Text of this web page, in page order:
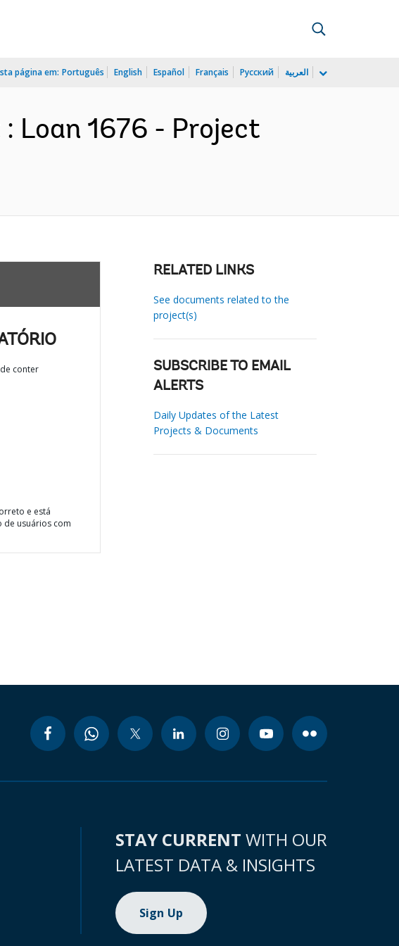
página em: Português English Español Français Русский العربية
Loan 1676 - Project
conter
e está
de usuários com
RELATED LINKS
See documents related to the
project(s)
SUBSCRIBE TO EMAIL
ALERTS
Daily Updates of the Latest
Projects & Documents
STAY CURRENT WITH OUR
LATEST DATA & INSIGHTS
Sign Up